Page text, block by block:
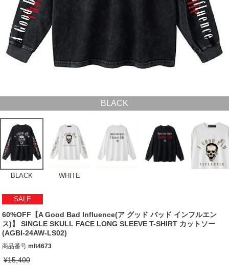
BLACK
BLACK WHITE
SALE
60%OFF【A Good Bad Influence(ア グッド バッド インフルエン
ス)】 SINGLE SKULL FACE LONG SLEEVE T-SHIRT カットソー
(AGBI-24AW-LS02)
商品番号 mlt4673
¥15,400